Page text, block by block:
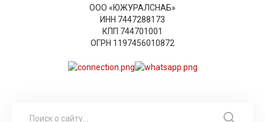
ООО «ЮЖУРАЛСНАБ»
ИНН 7447288173
КПП 744701001
ОГРН 1197456010872